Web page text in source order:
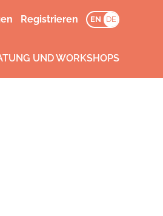
Registrieren EN DE
UND WORKSHOPS